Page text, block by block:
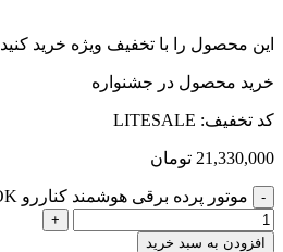
این محصول را با تخفیف ویژه خرید کنید
خرید محصول در جشنواره
کد تخفیف: LITESALE
21,330,000 تومان
موتور پرده برقی هوشمند کناررو A-OK عدد
افزودن به سبد خرید